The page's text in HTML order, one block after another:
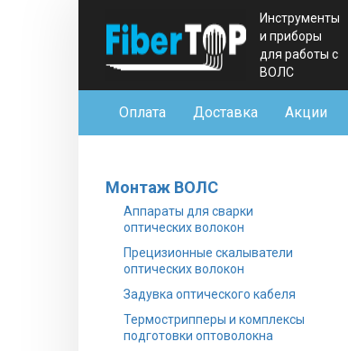
Инструменты
и приборы
для работы с
ВОЛС
Оплата Доставка Акции
Монтаж ВОЛС
Аппараты для сварки
оптических волокон
Прецизионные скалыватели
оптических волокон
Задувка оптического кабеля
Термострипперы и комплексы
подготовки оптоволокна